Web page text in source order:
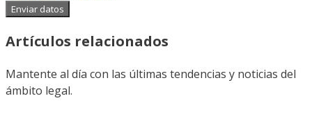
Enviar datos
Artículos relacionados
Mantente al día con las últimas tendencias y noticias del
ámbito legal.